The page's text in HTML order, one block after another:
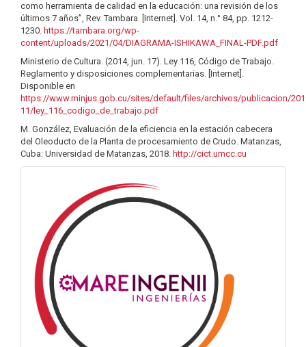
como herramienta de calidad en la educación: una revisión de los
últimos 7 años”, Rev. Tambara. [Internet]. Vol. 14, n.° 84, pp. 1212-
1230. https://tambara.org/wp-
content/uploads/2021/04/DIAGRAMA-ISHIKAWA_FINAL-PDF.pdf
Ministerio de Cultura. (2014, jun. 17). Ley 116, Código de Trabajo.
Reglamento y disposiciones complementarias. [Internet].
Disponible en
https://www.minjus.gob.cu/sites/default/files/archivos/publicacion/
11/ley_116_codigo_de_trabajo.pdf
M. González, Evaluación de la eficiencia en la estación cabecera
del Oleoducto de la Planta de procesamiento de Crudo. Matanzas,
Cuba: Universidad de Matanzas, 2018. http://cict.umcc.cu